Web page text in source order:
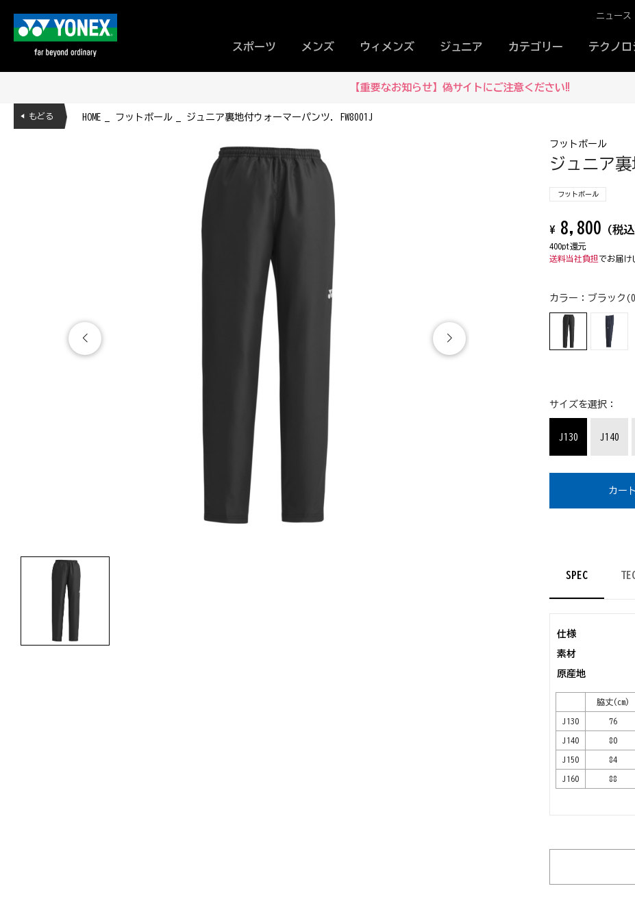
スポーツ メンズ ウィメンズ ジュニア カテゴリー テクノロ
ニュース
【重要なお知らせ】偽サイトにご注意ください‼
HOME フットボール ジュニア裏地付ウォーマーパンツ. FW8001J
◀ もどる
フットボール
ジュニア裏
フットボール
¥ 8,800 (税
400pt還元
送料当社負担 でお届
カラー： ブラック
サイズを選択：
J130 J140
カー
SPEC
仕様
素材
原産地
脇丈(cm)
J130 76
J140 80
J150 84
J160 88